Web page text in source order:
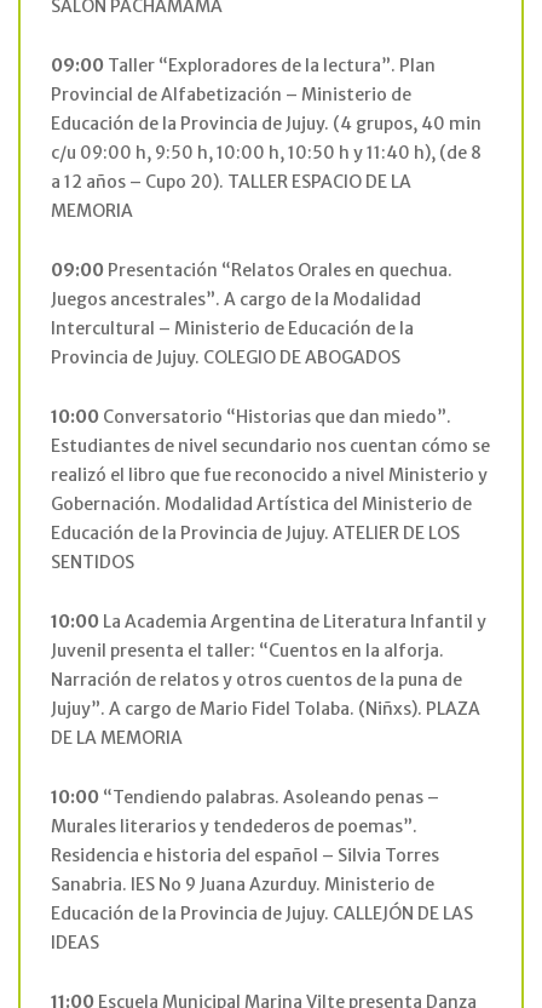
SALÓN PACHAMAMA
09:00 Taller “Exploradores de la lectura”. Plan
Provincial de Alfabetización – Ministerio de
Educación de la Provincia de Jujuy. (4 grupos, 40 min
c/u 09:00 h, 9:50 h, 10:00 h, 10:50 h y 11:40 h), (de 8
a 12 años – Cupo 20). TALLER ESPACIO DE LA
MEMORIA
09:00 Presentación “Relatos Orales en quechua.
Juegos ancestrales”. A cargo de la Modalidad
Intercultural – Ministerio de Educación de la
Provincia de Jujuy. COLEGIO DE ABOGADOS
10:00 Conversatorio “Historias que dan miedo”.
Estudiantes de nivel secundario nos cuentan cómo se
realizó el libro que fue reconocido a nivel Ministerio y
Gobernación. Modalidad Artística del Ministerio de
Educación de la Provincia de Jujuy. ATELIER DE LOS
SENTIDOS
10:00 La Academia Argentina de Literatura Infantil y
Juvenil presenta el taller: “Cuentos en la alforja.
Narración de relatos y otros cuentos de la puna de
Jujuy”. A cargo de Mario Fidel Tolaba. (Niñxs). PLAZA
DE LA MEMORIA
10:00 “Tendiendo palabras. Asoleando penas –
Murales literarios y tendederos de poemas”.
Residencia e historia del español – Silvia Torres
Sanabria. IES No 9 Juana Azurduy. Ministerio de
Educación de la Provincia de Jujuy. CALLEJÓN DE LAS
IDEAS
11:00 Escuela Municipal Marina Vilte presenta Danza